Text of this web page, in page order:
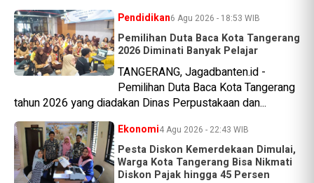
Pendidikan6 Agu 2026 - 18:53 WIB
Pemilihan Duta Baca Kota Tangerang
2026 Diminati Banyak Pelajar
TANGERANG, Jagadbanten.id -
Pemilihan Duta Baca Kota Tangerang
tahun 2026 yang diadakan Dinas Perpustakaan dan...
Ekonomi4 Agu 2026 - 22:43 WIB
Pesta Diskon Kemerdekaan Dimulai,
Warga Kota Tangerang Bisa Nikmati
Diskon Pajak hingga 45 Persen